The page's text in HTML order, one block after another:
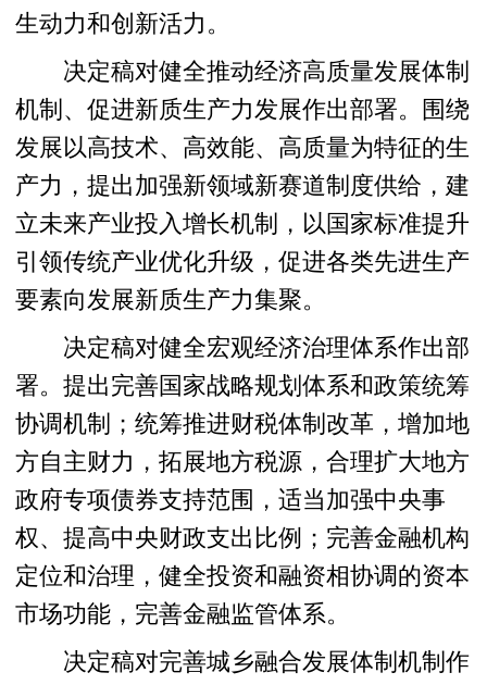
生动力和创新活力。
决定稿对健全推动经济高质量发展体制
机制、促进新质生产力发展作出部署。围绕
发展以高技术、高效能、高质量为特征的生
产力，提出加强新领域新赛道制度供给，建
立未来产业投入增长机制，以国家标准提升
引领传统产业优化升级，促进各类先进生产
要素向发展新质生产力集聚。
决定稿对健全宏观经济治理体系作出部
署。提出完善国家战略规划体系和政策统筹
协调机制；统筹推进财税体制改革，增加地
方自主财力，拓展地方税源，合理扩大地方
政府专项债券支持范围，适当加强中央事
权、提高中央财政支出比例；完善金融机构
定位和治理，健全投资和融资相协调的资本
市场功能，完善金融监管体系。
决定稿对完善城乡融合发展体制机制作